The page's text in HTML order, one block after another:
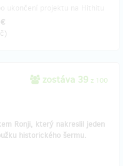
)
zostáva 39 z 100
Ronji, který nakreslil jeden
historického šermu.